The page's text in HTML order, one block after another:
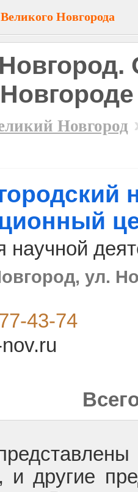
Новгорода
Новгород
научной
ул.
43-74
и другие